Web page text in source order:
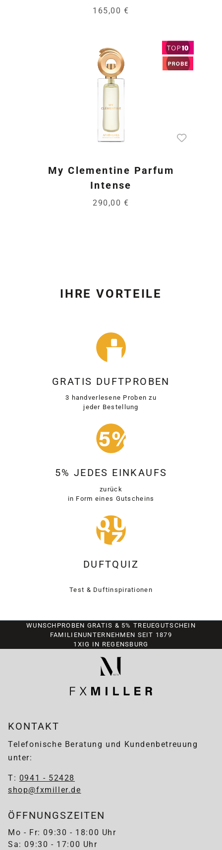
165,00 €
My Clementine Parfum
Intense
290,00 €
IHRE VORTEILE
GRATIS DUFTPROBEN
3 handverlesene Proben zu
jeder Bestellung
5% JEDES EINKAUFS
zurück
in Form eines Gutscheins
DUFTQUIZ
Test & Duftinspirationen
WUNSCHPROBEN GRATIS & 5% TREUEGUTSCHEIN
FAMILIENUNTERNEHMEN SEIT 1879
1XIG IN REGENSBURG
KONTAKT
Telefonische Beratung und Kundenbetreuung
unter:
T: 0941 - 52428
shop@fxmiller.de
ÖFFNUNGSZEITEN
Mo - Fr: 09:30 - 18:00 Uhr
Sa: 09:30 - 17:00 Uhr